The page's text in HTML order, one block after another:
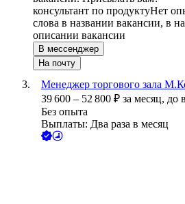
консультант по продуктуНет
слова в названии вакансии, в
описании вакансии
В мессенджер
На почту
Менеджер торгового зала
39 600 – 52 800 ₽ за месяц, до
Без опыта
Выплаты: Два раза в месяц